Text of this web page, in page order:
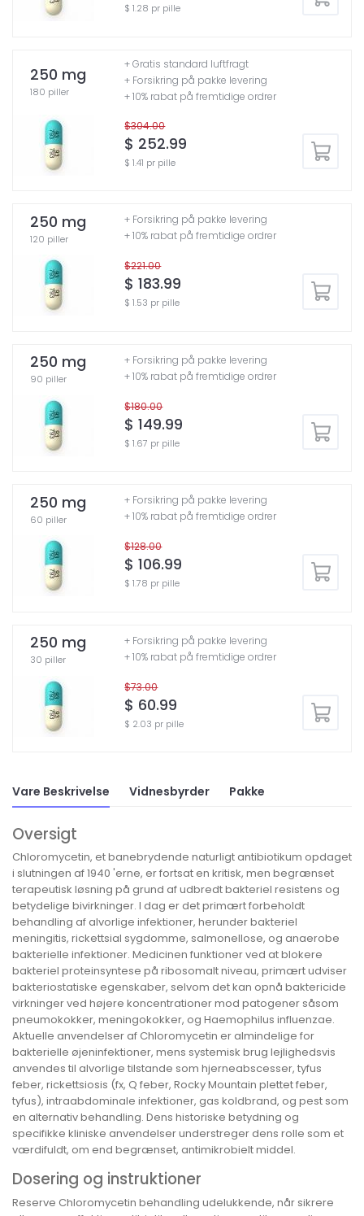
$ 1.28 pr pille
250 mg
180 piller
$304.00
$ 252.99
$ 1.41 pr pille
+ Gratis standard luftfragt
+ Forsikring på pakke levering
+ 10% rabat på fremtidige ordrer
250 mg
120 piller
$221.00
$ 183.99
$ 1.53 pr pille
+ Forsikring på pakke levering
+ 10% rabat på fremtidige ordrer
250 mg
90 piller
$180.00
$ 149.99
$ 1.67 pr pille
+ Forsikring på pakke levering
+ 10% rabat på fremtidige ordrer
250 mg
60 piller
$128.00
$ 106.99
$ 1.78 pr pille
+ Forsikring på pakke levering
+ 10% rabat på fremtidige ordrer
250 mg
30 piller
$73.00
$ 60.99
$ 2.03 pr pille
+ Forsikring på pakke levering
+ 10% rabat på fremtidige ordrer
Vare Beskrivelse Vidnesbyrder Pakke
Oversigt
Chloromycetin, et banebrydende naturligt antibiotikum opdaget
i slutningen af 1940 'erne, er fortsat en kritisk, men begrænset
terapeutisk løsning på grund af udbredt bakteriel resistens og
betydelige bivirkninger. I dag er det primært forbeholdt
behandling af alvorlige infektioner, herunder bakteriel
meningitis, rickettsial sygdomme, salmonellose, og anaerobe
bakterielle infektioner. Medicinen funktioner ved at blokere
bakteriel proteinsyntese på ribosomalt niveau, primært udviser
bakteriostatiske egenskaber, selvom det kan opnå baktericide
virkninger ved højere koncentrationer mod patogener såsom
pneumokokker, meningokokker, og Haemophilus influenzae.
Aktuelle anvendelser af Chloromycetin er almindelige for
bakterielle øjeninfektioner, mens systemisk brug lejlighedsvis
anvendes til alvorlige tilstande som hjerneabscesser, tyfus
feber, rickettsiosis (fx, Q feber, Rocky Mountain plettet feber,
tyfus), intraabdominale infektioner, gas koldbrand, og pest som
en alternativ behandling. Dens historiske betydning og
specifikke kliniske anvendelser understreger dens rolle som et
værdifuldt, om end begrænset, antimikrobielt middel.
Dosering og instruktioner
Reserve Chloromycetin behandling udelukkende, når sikrere